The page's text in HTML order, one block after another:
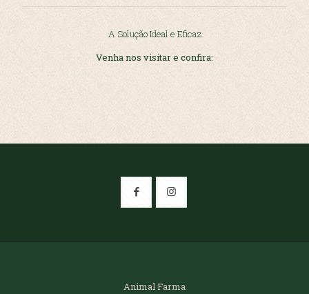
A Solução Ideal e Eficaz
Venha nos visitar e confira:
Animal Farma